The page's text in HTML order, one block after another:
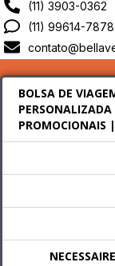
(11) 3903-0362
(11) 99614-7878
BOLSA DE
PROMOCIONAIS